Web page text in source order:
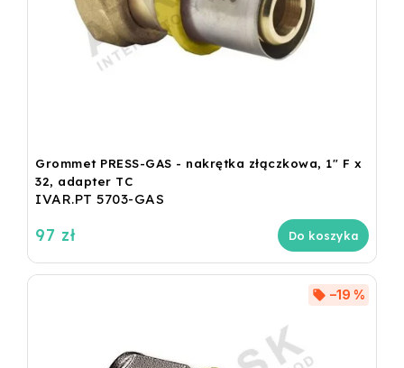
Grommet PRESS-GAS - nakrętka złączkowa, 1" F x
32, adapter TC
IVAR.PT 5703-GAS
97 zł Do koszyka
–19 %